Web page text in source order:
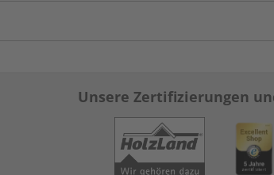
Unsere Zertifizierungen